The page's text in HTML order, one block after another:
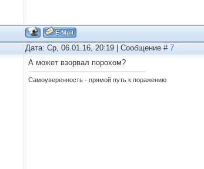
Дата: Ср, 06.01.16, 20:19 | Сообщение # 7
А может взорвал порохом?
Самоуверенность - прямой путь к поражению